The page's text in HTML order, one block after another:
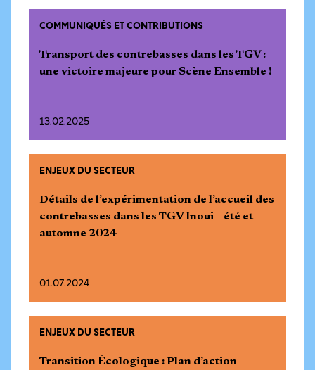
COMMUNIQUÉS ET CONTRIBUTIONS
Transport des contrebasses dans les TGV :
une victoire majeure pour Scène Ensemble !
13.02.2025
ENJEUX DU SECTEUR
Détails de l’expérimentation de l’accueil des
contrebasses dans les TGV Inoui – été et
automne 2024
01.07.2024
ENJEUX DU SECTEUR
Transition Écologique : Plan d’action